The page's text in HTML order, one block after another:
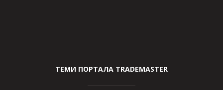
ТЕМИ ПОРТАЛА TRADEMASTER